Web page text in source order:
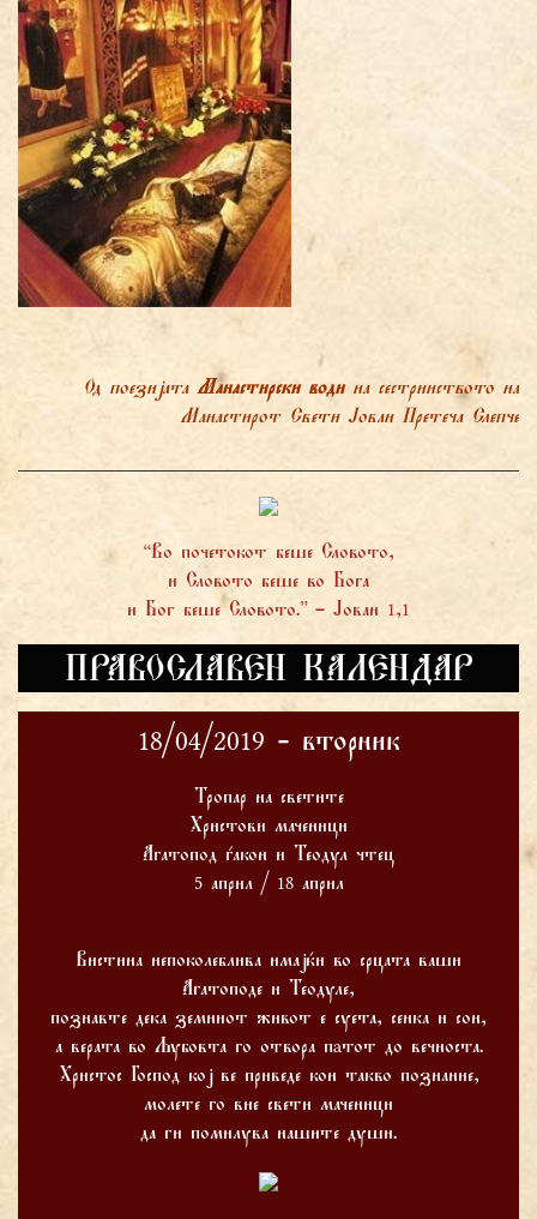
Од поезијата Манастирски водина сестринството на
Манастирот Свети Јован Претеча Слепче
“Во почетокот беше Словото,
и Словото беше во Бога
и Бог беше Словото.” – Јован 1,1
ПРАВОСЛАВЕН КАЛЕНДАР
18/04/2019 - вторник
Тропар на светите
Христови маченици
Агатопод ѓакон и Теодул чтец
5 април / 18 април
Вистина непоколеблива имајќи во срцата ваши
Агатоподе и Теодуле,
познавте дека земниот живот е суета, сенка и сон,
а верата во Љубовта го отвора пaтот до вечноста.
Христос Господ кој ве приведе кон такво познание,
молете го вие свети маченици
да ги помилува нашите души.